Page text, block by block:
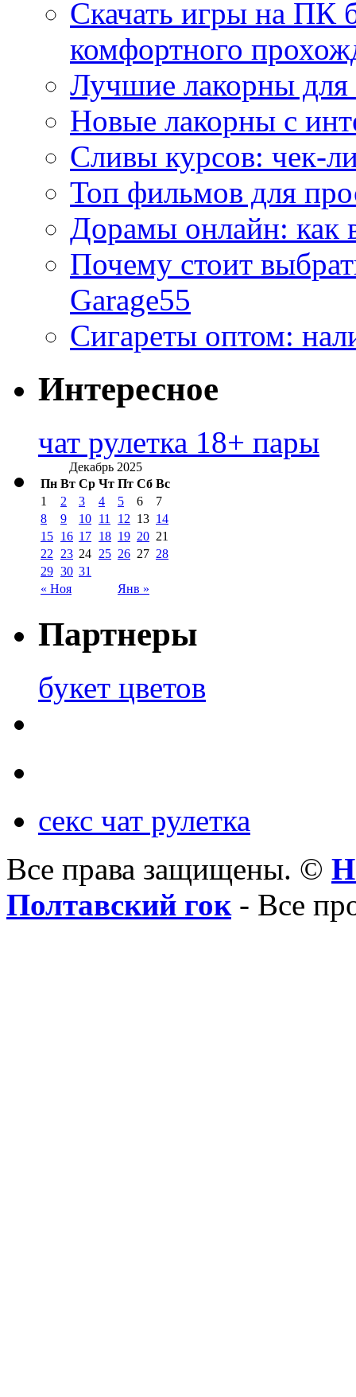
Скачать игры на ПК
комфортного
Лучшие лакорны для
Новые лакорны с
Сливы курсов: чек-
Топ фильмов для
Дорамы онлайн: как
Почему стоит
Garage55
Сигареты оптом:
Интересное
чат рулетка 18+ пары
Декабрь 2025
Пн Вт Ср Чт Пт Сб Вс
« Ноя Янв »
1 2 3 4 5 6
7
8
9 10 11 12 13 14
15 16 17 18 19 20 21
22
23 24 25 26 27 28
29 30 31
Партнеры
букет цветов
секс чат рулетка
Все права защищены. ©
Полтавский гок- Все